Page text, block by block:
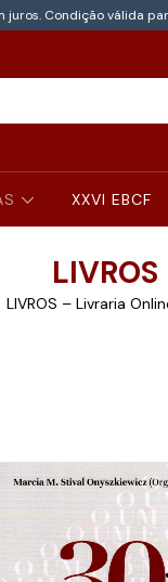
juros. Condição válida
XXVI EBCF
LIVROS
LIVROS – Livraria